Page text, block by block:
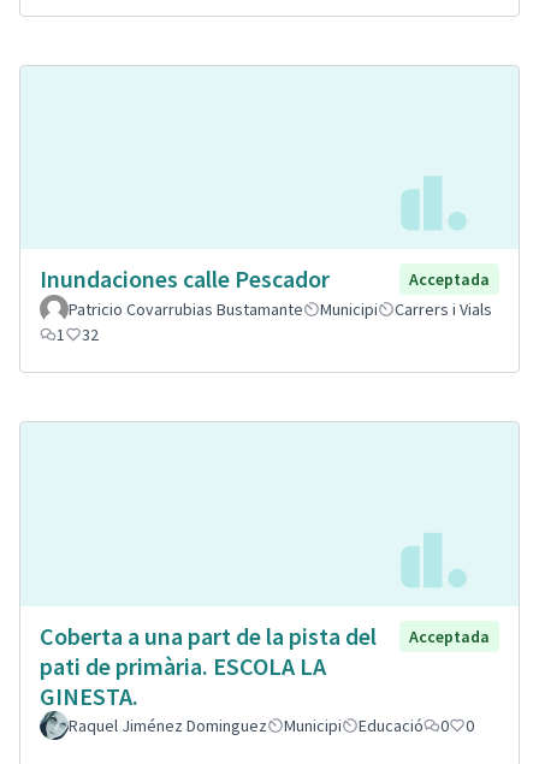
Inundaciones calle Pescador
Acceptada
Patricio Covarrubias Bustamante
Municipi
Carrers i Vials
1
32
Coberta a una part de la pista del
pati de primària. ESCOLA LA
GINESTA.
Acceptada
Raquel Jiménez Dominguez Municipi Educació 0 0